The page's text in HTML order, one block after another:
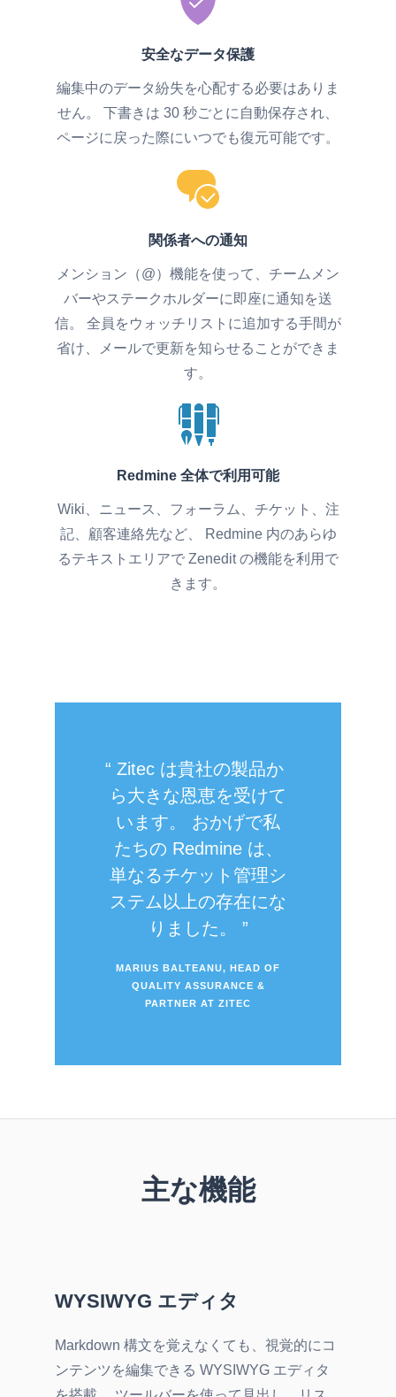
安全なデータ保護
編集中のデータ紛失を心配する必要はありま
せん。 下書きは 30 秒ごとに自動保存され、
ページに戻った際にいつでも復元可能です。
関係者への通知
メンション（@）機能を使って、チームメン
バーやステークホルダーに即座に通知を送
信。 全員をウォッチリストに追加する手間が
省け、メールで更新を知らせることができま
す。
Redmine 全体で利用可能
Wiki、ニュース、フォーラム、チケット、注
記、顧客連絡先など、 Redmine 内のあらゆ
るテキストエリアで Zenedit の機能を利用で
きます。
Zitec は貴社の製品か
ら大きな恩恵を受けて
います。 おかげで私
たちの Redmine は、
単なるチケット管理シ
ステム以上の存在にな
りました。
MARIUS BALTEANU, HEAD OF
QUALITY ASSURANCE &
PARTNER AT ZITEC
主な機能
WYSIWYG エディタ
Markdown 構文を覚えなくても、視覚的にコ
ンテンツを編集できる WYSIWYG エディタ